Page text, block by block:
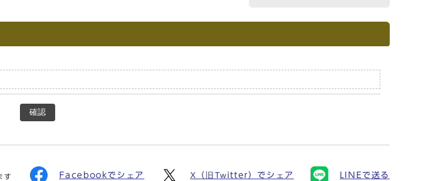
確認
す Facebookでシェア X（旧Twitter）でシェア LINEで送る